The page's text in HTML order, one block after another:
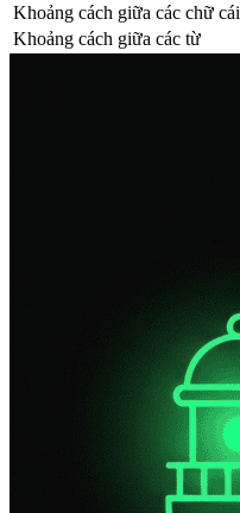
Khoảng cách giữa các chữ cái
Khoảng cách giữa các từ